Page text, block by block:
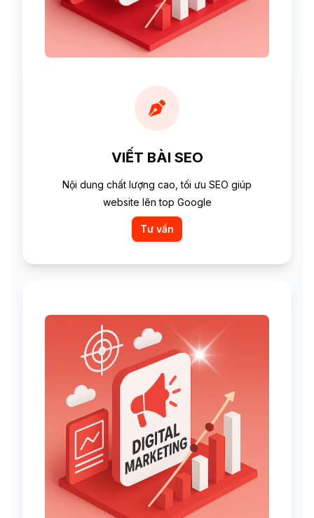
VIẾT BÀI SEO
Nội dung chất lượng cao, tối ưu SEO giúp
website lên top Google
Tư vấn